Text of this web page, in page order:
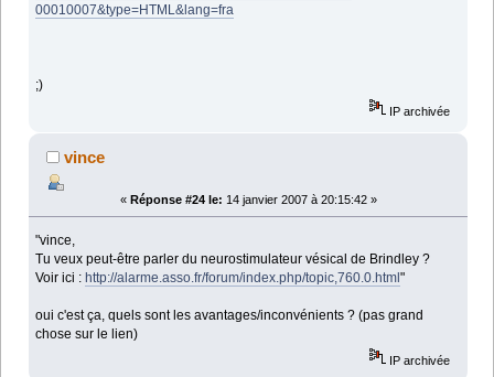
00010007&type=HTML&lang=fra
;)
IP archivée
vince
« Réponse #24 le: 14 janvier 2007 à 20:15:42 »
"vince,
Tu veux peut-être parler du neurostimulateur vésical de Brindley ?
Voir ici :http://alarme.asso.fr/forum/index.php/topic,760.0.html"
oui c'est ça, quels sont les avantages/inconvénients ? (pas grand
chose sur le lien)
IP archivée